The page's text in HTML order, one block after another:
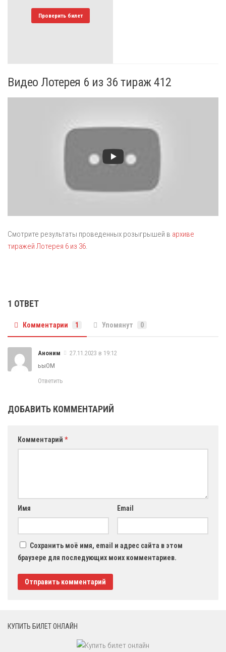
Проверить билет
Видео Лотерея 6 из 36 тираж 412
Смотрите результаты проведенных розыгрышей в архиве
тиражей Лотерея 6 из 36.
1 ОТВЕТ
Комментарии 1 Упомянут 0
Аноним
27.11.2023 в 19:12
ьыОМ
Ответить
ДОБАВИТЬ КОММЕНТАРИЙ
Комментарий *
Имя Email
Сохранить моё имя, email и адрес сайта в этом
браузере для последующих моих комментариев.
КУПИТЬ БИЛЕТ ОНЛАЙН